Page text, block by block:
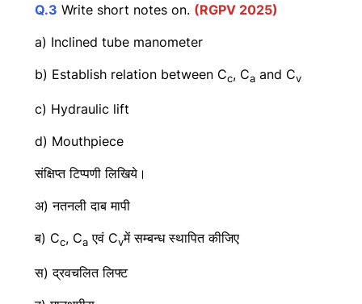
Q.3 Write short notes on. (RGPV 2025)
a) Inclined tube manometer
b) Establish relation between Cc, Ca and Cv
c) Hydraulic lift
d) Mouthpiece
संक्षिप्त टिप्पणी लिखिये।
अ) नतनली दाब मापी
ब) Cc, Ca एवं Cvमें सम्बन्ध स्थापित कीजिए
स) द्रवचलित लिफ्ट